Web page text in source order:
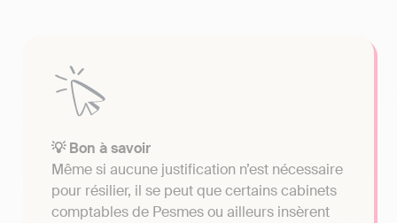
💡 Bon à savoir
Même si aucune justification n’est nécessaire
pour résilier, il se peut que certains cabinets
comptables de Pesmes ou ailleurs insèrent